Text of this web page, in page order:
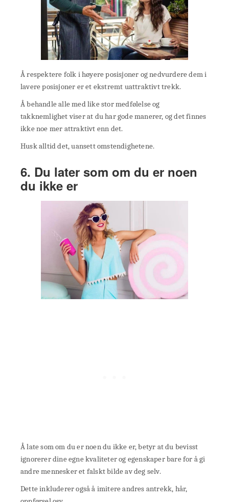
Å respektere folk i høyere posisjoner og nedvurdere dem i
lavere posisjoner er et ekstremt uattraktivt trekk.
Å behandle alle med like stor medfølelse og
takknemlighet viser at du har gode manerer, og det finnes
ikke noe mer attraktivt enn det.
Husk alltid det, uansett omstendighetene.
6. Du later som om du er noen
du ikke er
Å late som om du er noen du ikke er, betyr at du bevisst
ignorerer dine egne kvaliteter og egenskaper bare for å gi
andre mennesker et falskt bilde av deg selv.
Dette inkluderer også å imitere andres antrekk, hår,